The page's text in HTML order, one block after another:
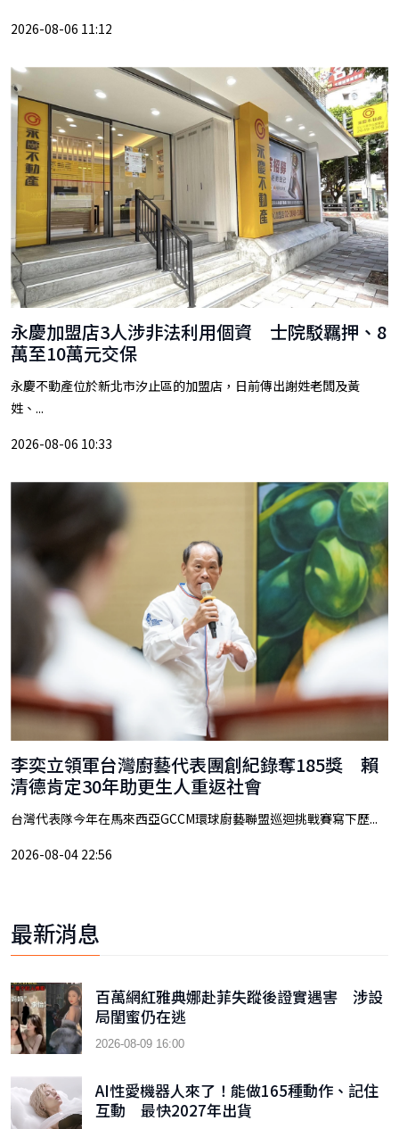
2026-08-06 11:12
永慶加盟店3人涉非法利用個資 士院駁羈押、8
萬至10萬元交保
永慶不動產位於新北市汐止區的加盟店，日前傳出謝姓老闆及黃
姓、...
2026-08-06 10:33
李奕立領軍台灣廚藝代表團創紀錄奪185獎 賴
清德肯定30年助更生人重返社會
台灣代表隊今年在馬來西亞GCCM環球廚藝聯盟巡迴挑戰賽寫下歷...
2026-08-04 22:56
最新消息
百萬網紅雅典娜赴菲失蹤後證實遇害 涉設
局閨蜜仍在逃
2026-08-09 16:00
AI性愛機器人來了！能做165種動作、記住
互動 最快2027年出貨